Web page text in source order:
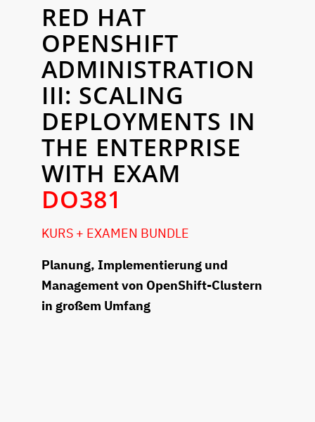
RED HAT
OPENSHIFT
ADMINISTRATION
III: SCALING
DEPLOYMENTS IN
THE ENTERPRISE
WITH EXAM
DO381
KURS + EXAMEN BUNDLE
Planung, Implementierung und
Management von OpenShift-Clustern
in großem Umfang